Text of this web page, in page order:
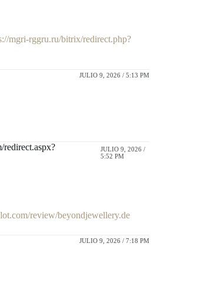
mgri-rggru.ru/bitrix/redirect.php?
JULIO 9, 2026 / 5:13 PM
redirect.aspx?
JULIO 9, 2026 /
5:52 PM
review/beyondjewellery.de
JULIO 9, 2026 / 7:18 PM